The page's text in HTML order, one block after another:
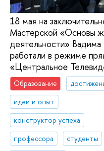
18 мая на
Мастерской «Основы
деятельности»
работали в режиме
«Центральное
Образование
идеи и опыт
конструктор успеха
профессора
студенты